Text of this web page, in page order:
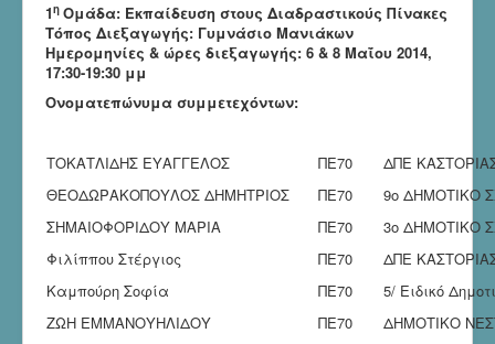
1η Ομάδα: Εκπαίδευση στους Διαδραστικούς Πίνακες
Τόπος Διεξαγωγής: Γυμνάσιο Μανιάκων
Ημερομηνίες & ώρες διεξαγωγής: 6 & 8 Μαΐου 2014,
17:30-19:30 μμ
Ονοματεπώνυμα συμμετεχόντων:
ΤΟΚΑΤΛΙΔΗΣ ΕΥΑΓΓΕΛΟΣ ΠΕ70
ΔΠΕ
ΘΕΟΔΩΡΑΚΟΠΟΥΛΟΣ ΔΗΜΗΤΡΙΟΣ
ΠΕ70
9ο ΔΗΜΟΤΙΚΟ
ΣΗΜΑΙΟΦΟΡΙΔΟΥ ΜΑΡΙΑ
ΠΕ70
3ο ΔΗΜΟΤΙΚΟ
Φιλίππου Στέργιος
ΠΕ70
ΔΠΕ
Καμπούρη Σοφία
ΠΕ70
5/ Ειδικό
ΖΩΗ ΕΜΜΑΝΟΥΗΛΙΔΟΥ
ΠΕ70 ΔΗΜΟΤΙΚΟ